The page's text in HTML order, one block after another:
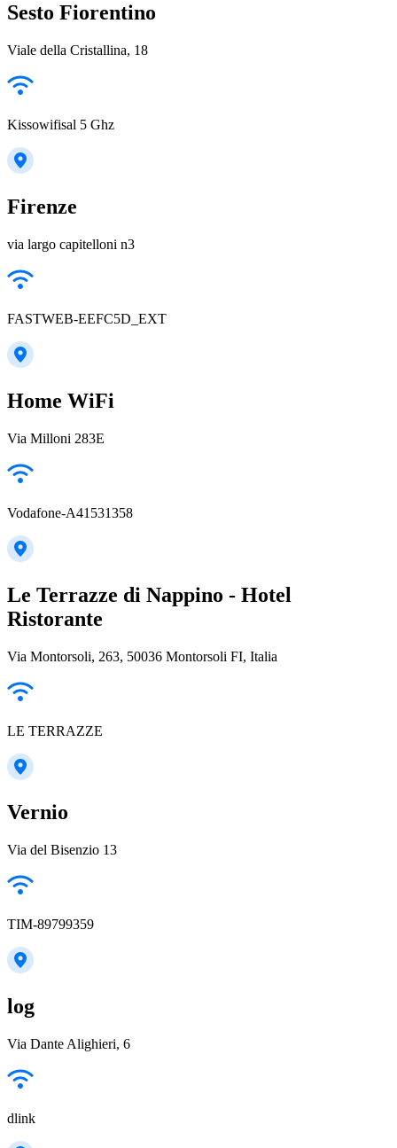
Sesto Fiorentino
Viale della Cristallina, 18
Kissowifisal 5 Ghz
Firenze
via largo capitelloni n3
FASTWEB-EEFC5D_EXT
Home WiFi
Via Milloni 283E
Vodafone-A41531358
Le Terrazze di Nappino - Hotel
Ristorante
Via Montorsoli, 263, 50036 Montorsoli FI, Italia
LE TERRAZZE
Vernio
Via del Bisenzio 13
TIM-89799359
log
Via Dante Alighieri, 6
dlink